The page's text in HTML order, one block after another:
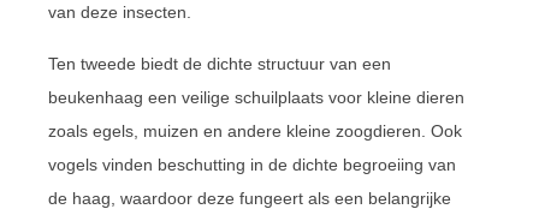
van deze insecten.
Ten tweede biedt de dichte structuur van een
beukenhaag een veilige schuilplaats voor kleine dieren
zoals egels, muizen en andere kleine zoogdieren. Ook
vogels vinden beschutting in de dichte begroeiing van
de haag, waardoor deze fungeert als een belangrijke